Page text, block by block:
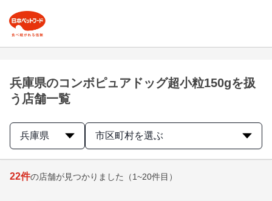
兵庫県のコンボピュアドッグ超小粒150gを扱
う店舗一覧
兵庫県 市区町村を選ぶ
22件の店舗が見つかりました （1~20件目）